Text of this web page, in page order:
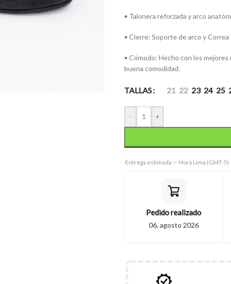
• Talonera reforzada y arco
• Cierre: Soporte de arco y
• Cómodo: Hecho con los
buena comodidad.
TALLAS 21 22 23 24 25
- +
Entrega estimada — Hora Lima (GMT-5)
Pedido realizado
06, agosto 2026